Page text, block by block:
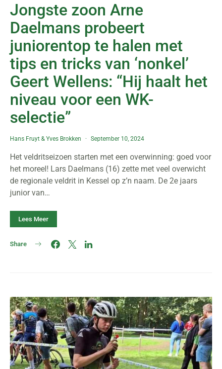
Jongste zoon Arne
Daelmans probeert
juniorentop te halen met
tips en tricks van ‘nonkel’
Geert Wellens: “Hij haalt het
niveau voor een WK-
selectie”
Hans Fruyt &Yves Brokken September 10, 2024
Het veldritseizoen starten met een overwinning: goed voor
het moreel! Lars Daelmans (16) zette met veel overwicht
de regionale veldrit in Kessel op z’n naam. De 2e jaars
junior van…
Lees Meer
Share